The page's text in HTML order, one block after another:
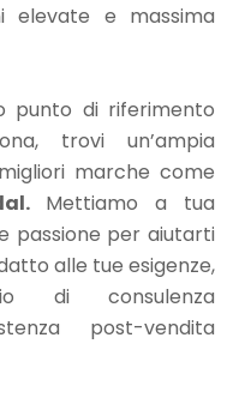
elevate e massima
punto di riferimento
trovi un’ampia
marche come
Mettiamo a tua
passione per aiutarti
alle tue esigenze,
di consulenza
post-vendita